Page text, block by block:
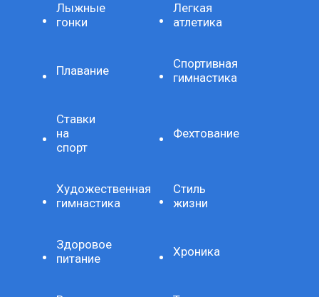
Лыжные
гонки
Легкая
атлетика
Плавание
Спортивная
гимнастика
Ставки
на
спорт
Фехтование
Художественная
гимнастика
Стиль
жизни
Здоровое
питание
Хроника